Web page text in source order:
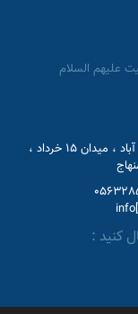
علیهم السلام
استان خراسان جنوبی ، شهرستان عشق آباد - عشق آباد ، میدان 15 خرداد ،
کنید :